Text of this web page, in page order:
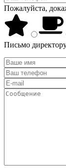
Пожалуйста,
Письмо